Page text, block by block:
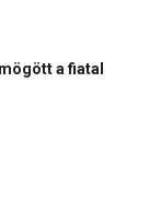
a fiatal